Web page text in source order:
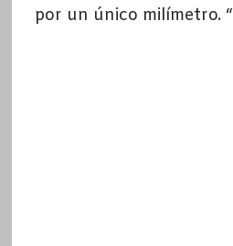
por un único milímetro. “